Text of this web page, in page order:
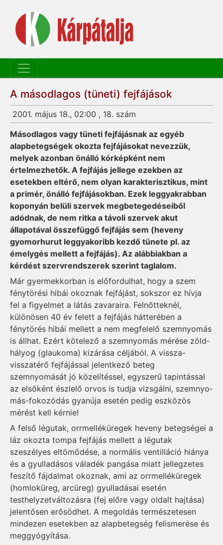
A másodlagos (tüneti) fejfájások
2001. május 18., 02:00 , 18. szám
Másodlagos vagy tüneti fejfájásnak az egyéb
alapbetegségek okozta fejfájásokat nevezzük,
melyek azonban önálló kórképként nem
értelmezhetők. A fejfájás jellege ezekben az
esetekben eltérő, nem olyan karakterisztikus, mint
a primér, önálló fejfájásokban. Ezek leggyakrabban
koponyán belüli szervek megbetegedéseiből
adódnak, de nem ritka a távoli szervek akut
állapotával összefüggő fejfájás sem (heveny
gyomorhurut leggyakoribb kezdő tünete pl. az
émelygés mellett a fejfájás). Az alábbiakban a
kérdést szervrendszerek szerint taglalom.
Már gyermekkorban is előfordulhat, hogy a szem
fénytörési hibái okoznak fejfájást, sokszor ez hívja
fel a figyelmet a látás zavaraira. Felnőtteknél,
különösen 40 év felett a fejfájás hátterében a
fénytörés hibái mellett a nem megfelelő szemnyomás
is állhat. Ezért kötelező a szemnyomás mérése zöld­
hályog (glaukoma) kizárása céljából. A vissza-
visszatérő fejfájással jelentkező beteg
szemnyomását jó közelítéssel, egyszerű tapintással
az elsőként észlelő orvos is tudja vizsgálni, szem­nyo­
más-­fo­ko­zó­dás gya­núja esetén pedig eszközös
mérést kell kérnie!
A felső légutak, orrmelléküregek heveny betegségei a
láz okozta tompa fejfájás mellett a légutak
szeszélyes eltömődése, a normális ventilláció hiánya
és a gyulladásos váladék pangása miatt jellegzetes
feszítő fájdalmat okoznak, ami az orrmelléküregek
(homloküreg, arcüreg) gyulladásai esetén
testhelyzetváltozásra (fej előre vagy oldalt hajtása)
jelentősen erősödhet. A megoldás természetesen
mindezen esetekben az alapbetegség felismerése és
meggyógyítása.